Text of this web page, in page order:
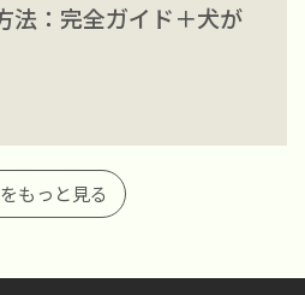
法：完全ガイド＋犬が
もっと見る